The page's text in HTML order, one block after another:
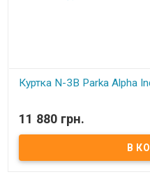
Куртка N-3B Parka Alpha
11 880 грн.